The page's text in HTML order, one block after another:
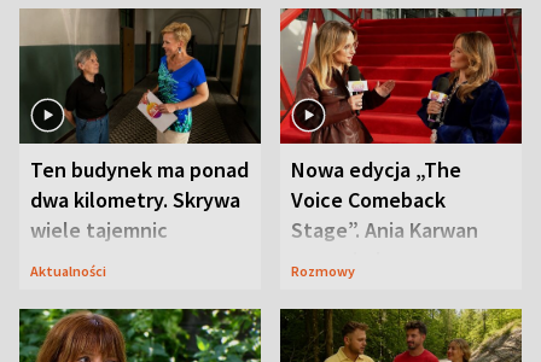
Ten budynek ma ponad
dwa kilometry. Skrywa
wiele tajemnic
Aktualności
Nowa edycja „The
Voice Comeback
Stage”. Ania Karwan
zapowiada
Rozmowy